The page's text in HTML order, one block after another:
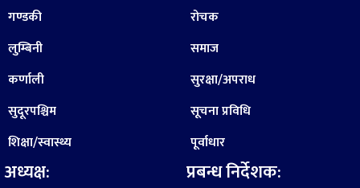
गण्डकी
लुम्बिनी
कर्णाली
सुदूरपश्चिम
शिक्षा/स्वास्थ्य
अध्यक्ष:
रोचक
समाज
सुरक्षा/अपराध
सूचना प्रविधि
पूर्वाधार
प्रबन्ध निर्देशक: